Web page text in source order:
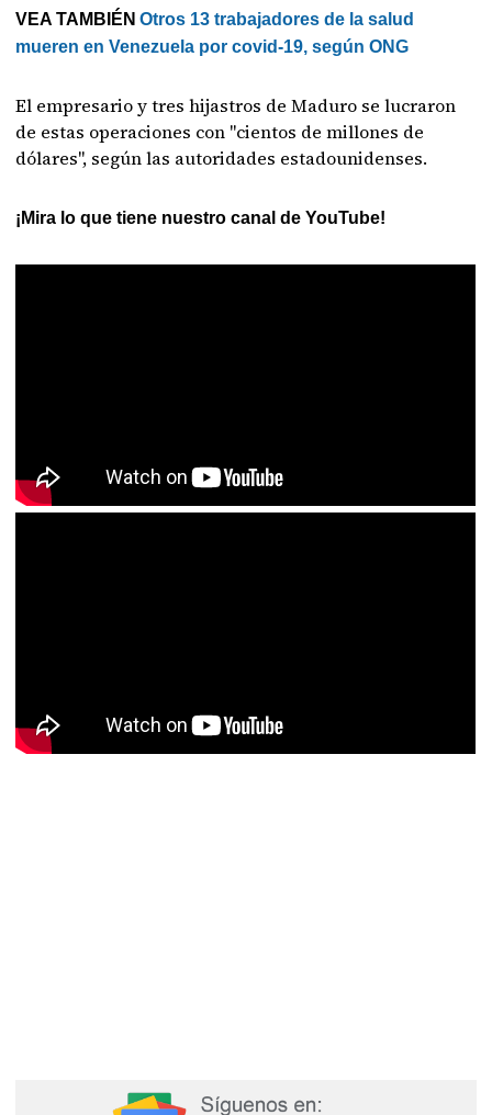
VEA TAMBIÉN Otros 13 trabajadores de la salud
mueren en Venezuela por covid-19, según ONG
El empresario y tres hijastros de Maduro se lucraron
de estas operaciones con "cientos de millones de
dólares", según las autoridades estadounidenses.
¡Mira lo que tiene nuestro canal de YouTube!